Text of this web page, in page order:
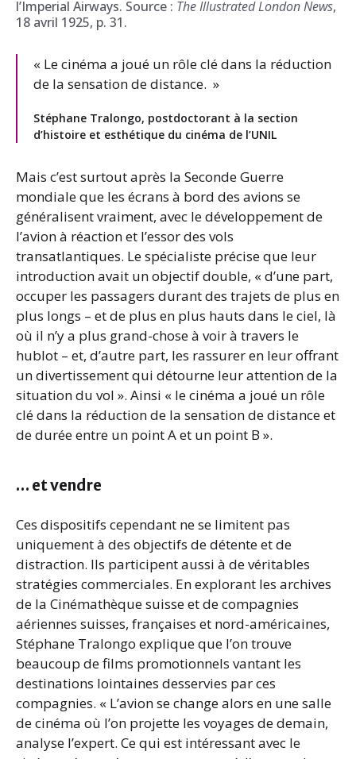
l’Imperial Airways. Source : The Illustrated London News,
18 avril 1925, p. 31.
« Le cinéma a joué un rôle clé dans la réduction
de la sensation de distance. »
Stéphane Tralongo, postdoctorant à la section
d’histoire et esthétique du cinéma de l’UNIL
Mais c’est surtout après la Seconde Guerre
mondiale que les écrans à bord des avions se
généralisent vraiment, avec le développement de
l’avion à réaction et l’essor des vols
transatlantiques. Le spécialiste précise que leur
introduction avait un objectif double, « d’une part,
occuper les passagers durant des trajets de plus en
plus longs – et de plus en plus hauts dans le ciel, là
où il n’y a plus grand-chose à voir à travers le
hublot – et, d’autre part, les rassurer en leur offrant
un divertissement qui détourne leur attention de la
situation du vol ». Ainsi « le cinéma a joué un rôle
clé dans la réduction de la sensation de distance et
de durée entre un point A et un point B ».
… et vendre
Ces dispositifs cependant ne se limitent pas
uniquement à des objectifs de détente et de
distraction. Ils participent aussi à de véritables
stratégies commerciales. En explorant les archives
de la Cinémathèque suisse et de compagnies
aériennes suisses, françaises et nord-américaines,
Stéphane Tralongo explique que l’on trouve
beaucoup de films promotionnels vantant les
destinations lointaines desservies par ces
compagnies. « L’avion se change alors en une salle
de cinéma où l’on projette les voyages de demain,
analyse l’expert. Ce qui est intéressant avec le